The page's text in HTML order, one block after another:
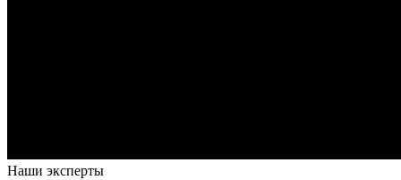
Наши эксперты